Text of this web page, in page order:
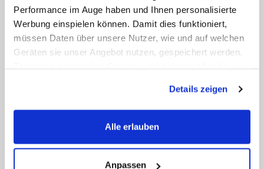
Performance im Auge haben und Ihnen personalisierte
Werbung einspielen können. Damit dies funktioniert,
müssen Daten über unsere Nutzer, wie und auf welchen
Geräten sie unser Angebot nutzen, gespeichert werden.
werden, werden bei der Nutzung der Webseite auf jeden
Fall gesetzt. Cookies von Drittanbietern für Analyse- oder
Trackingzwecke werden nur dann aktiviert, wenn Sie das
erlauben" bzw. "Alle erlauben" klicken. Mehr dazu
(einschließlich der Möglichkeit, die Einwilligungserklärung
Details zeigen
Alle erlauben
Anpassen